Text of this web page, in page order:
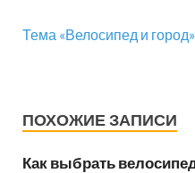
Тема «Велосипед и
ПОХОЖИЕ ЗАПИСИ
Как выбрать